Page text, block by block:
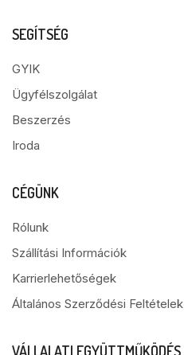
SEGÍTSÉG
GYIK
Ügyfélszolgálat
Beszerzés
Iroda
CÉGÜNK
Rólunk
Szállítási Információk
Karrierlehetőségek
Általános Szerződési Feltételek
VÁLLALATI EGYÜTTMŰKÖDÉS